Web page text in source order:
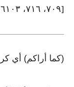
[٧٠٩، ٧١٦، ٦١٠٣، ٦٢٦٨
(كما أراكم) أي